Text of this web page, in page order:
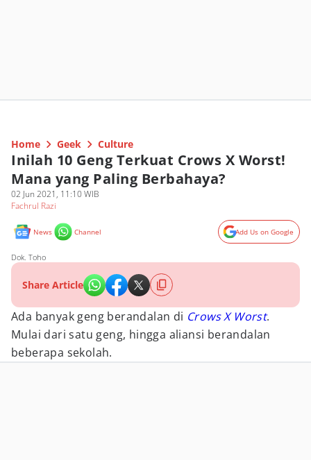
Home Geek Culture
Inilah 10 Geng Terkuat Crows X Worst!
Mana yang Paling Berbahaya?
02 Jun 2021, 11:10 WIB
Fachrul Razi
News Channel Add Us on Google
Dok. Toho
Share Article
Ada banyak geng berandalan di Crows X Worst.
Mulai dari satu geng, hingga aliansi berandalan
beberapa sekolah.